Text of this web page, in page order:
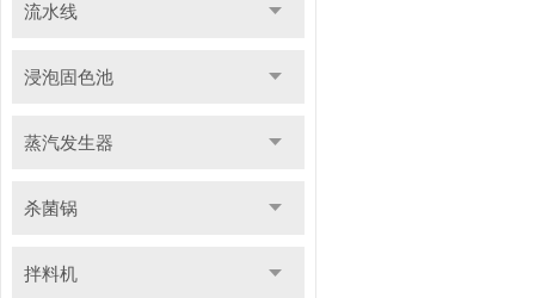
流水线
浸泡固色池
蒸汽发生器
杀菌锅
拌料机